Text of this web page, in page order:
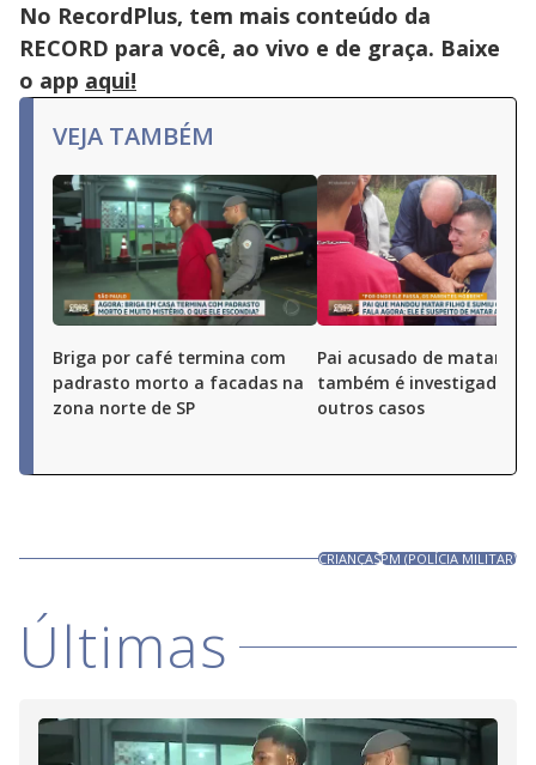
No RecordPlus, tem mais conteúdo da
RECORD para você, ao vivo e de graça. Baixe
o app aqui!
VEJA TAMBÉM
Briga por café termina com
padrasto morto a facadas na
zona norte de SP
Pai acusado de matar o
também é investigado
outros casos
CRIANÇASPM (POLÍCIA MILITAR)
Últimas